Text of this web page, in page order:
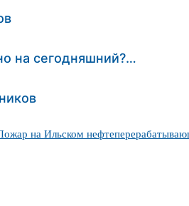
на сегодняшний?…
на Ильском